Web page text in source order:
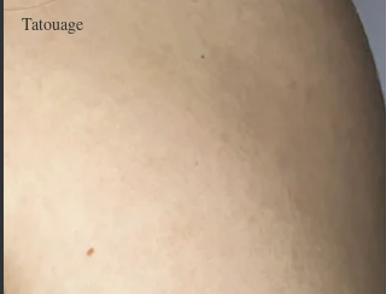
Tatouage